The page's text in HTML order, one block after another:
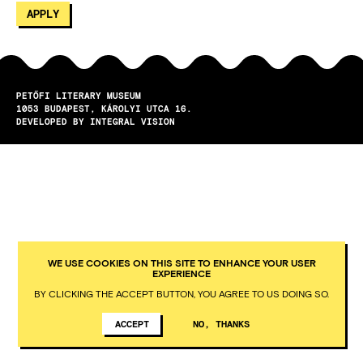
PETŐFI LITERARY MUSEUM
1053
BUDAPEST
KÁROLYI UTCA 16.
DEVELOPED BY INTEGRAL VISION
WE USE COOKIES ON THIS SITE TO ENHANCE YOUR USER
EXPERIENCE
BY CLICKING THE ACCEPT BUTTON, YOU AGREE TO US DOING SO.
ACCEPT NO, THANKS